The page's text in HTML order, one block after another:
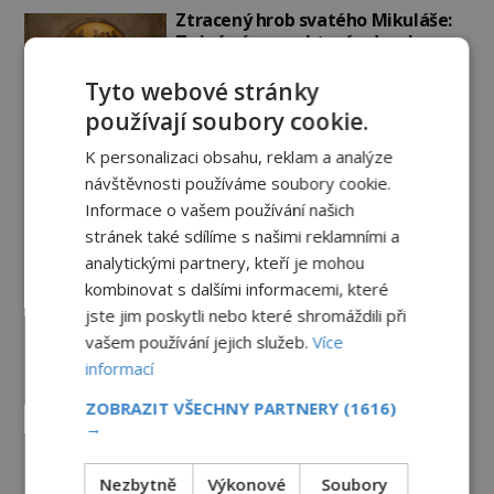
Ztracený hrob svatého Mikuláše:
Tajná výprava, která odnesla
7.8.2026 3.2TIS
Paranormální jevy
Nešťastný duch oběšené milenky
děsí studentky
8.8.2026 5.6TIS
Herec Richard Dreyfuss a
muzikant Dave Grohl: Jaké mají
PREMIUM
oběti nehod?
4.8.2026 3.5TIS
Tyto webové stránky
používají soubory cookie.
K personalizaci obsahu, reklam a analýze
návštěvnosti používáme soubory cookie.
Informace o vašem používání našich
stránek také sdílíme s našimi reklamními a
analytickými partnery, kteří je mohou
kombinovat s dalšími informacemi, které
jste jim poskytli nebo které shromáždili při
vašem používání jejich služeb.Více
informací
ZOBRAZIT VŠECHNY PARTNERY (1616)
→
Nezbytně
Výkonové
Soubory